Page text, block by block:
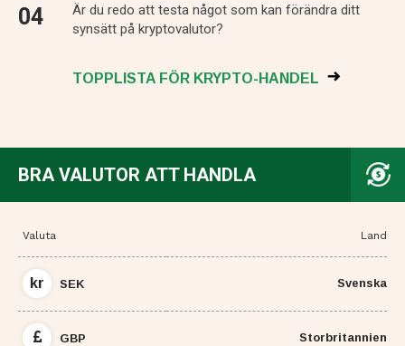
Är du redo att testa något som kan förändra ditt
synsätt på kryptovalutor?
TOPPLISTA FÖR KRYPTO-HANDEL
BRA VALUTOR ATT HANDLA
Valuta Land
kr SEK Svenska
GBP Storbritannien